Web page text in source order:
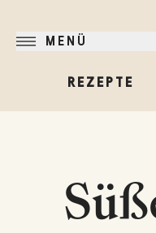
MENÜ
REZEPTE